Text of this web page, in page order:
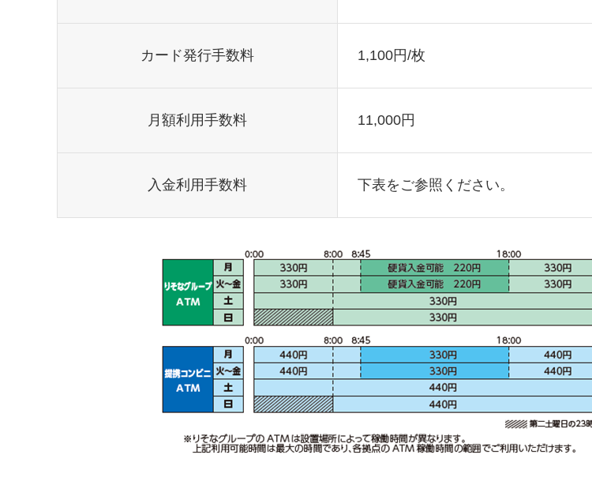
カード発行手数料 1,100円/枚
月額利用手数料 11,000円
入金利用手数料 下表をご参照ください。